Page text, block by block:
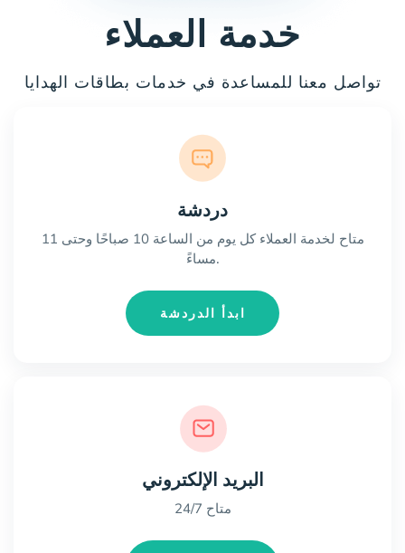
خدمة العملاء
تواصل معنا للمساعدة في خدمات بطاقات الهدايا
دردشة
متاح لخدمة العملاء كل يوم من الساعة 10 صباحًا وحتى 11
مساءً.
ابدأ الدردشة
البريد الإلكتروني
متاح 24/7